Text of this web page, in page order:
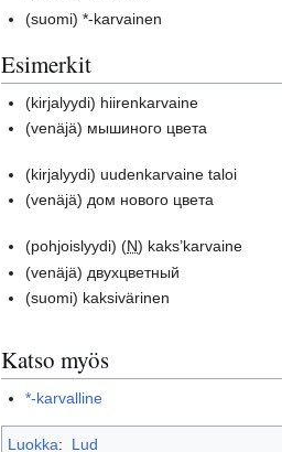
(suomi)*-karvainen
Esimerkit
(kirjalyydi) hiirenkarvaine
(venäjä) мышиного цвета
(kirjalyydi) uudenkarvaine taloi
(venäjä)дом нового цвета
(pohjoislyydi)(N) kaks’karvaine
(venäjä) двухцветный
(suomi) kaksivärinen
Katso myös
*-karvalline
Luokka: Lud